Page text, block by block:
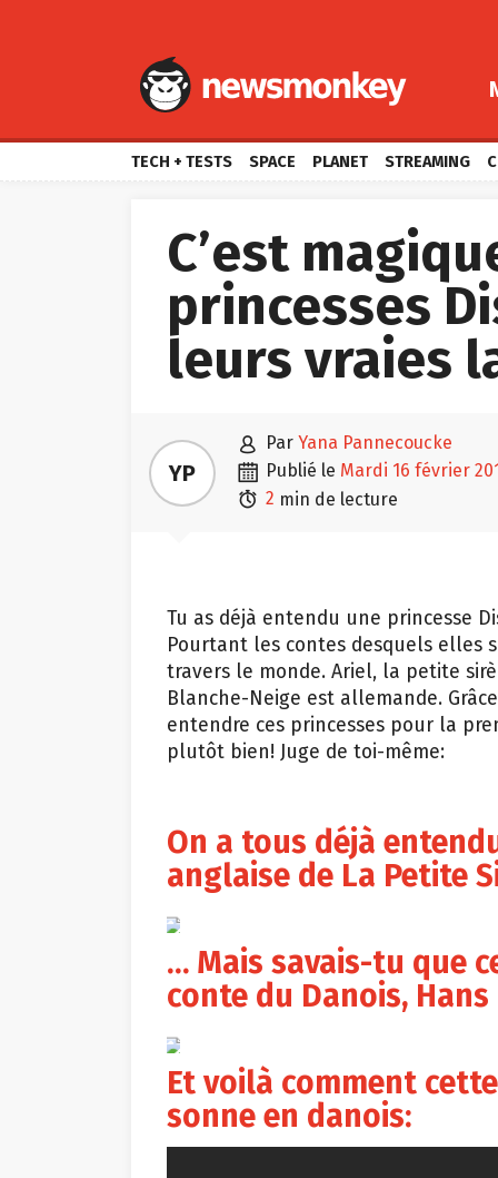
TECH + TESTS SPACE PLANET STREAMING
C’est
princesses
leurs vraies
YP
 par Yana Pannecoucke
 publié le mardi 16 février
 2 min de lecture
Tu as déjà entendu une princesse
Pourtant les contes desquels elles
travers le monde. Ariel, la petite
Blanche-Neige est allemande.
entendre ces princesses pour la
plutôt bien! Juge de toi-même:
On a tous déjà
anglaise de La Petite
YouTube
… Mais savais-tu que
conte du Danois,
YouTube
Et voilà comment
sonne en danois: